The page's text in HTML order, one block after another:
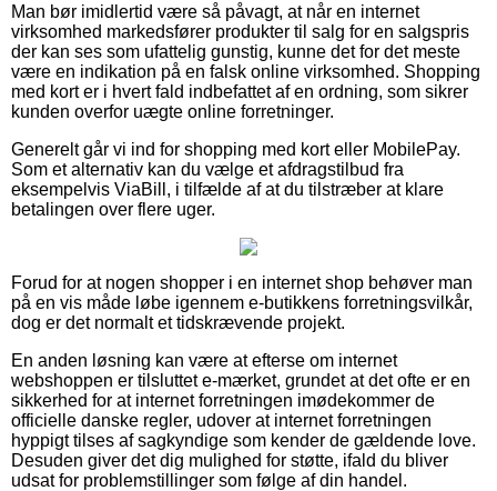
Man bør imidlertid være så påvagt, at når en internet
virksomhed markedsfører produkter til salg for en salgspris
der kan ses som ufattelig gunstig, kunne det for det meste
være en indikation på en falsk online virksomhed. Shopping
med kort er i hvert fald indbefattet af en ordning, som sikrer
kunden overfor uægte online forretninger.
Generelt går vi ind for shopping med kort eller MobilePay.
Som et alternativ kan du vælge et afdragstilbud fra
eksempelvis ViaBill, i tilfælde af at du tilstræber at klare
betalingen over flere uger.
Forud for at nogen shopper i en internet shop behøver man
på en vis måde løbe igennem e-butikkens forretningsvilkår,
dog er det normalt et tidskrævende projekt.
En anden løsning kan være at efterse om internet
webshoppen er tilsluttet e-mærket, grundet at det ofte er en
sikkerhed for at internet forretningen imødekommer de
officielle danske regler, udover at internet forretningen
hyppigt tilses af sagkyndige som kender de gældende love.
Desuden giver det dig mulighed for støtte, ifald du bliver
udsat for problemstillinger som følge af din handel.